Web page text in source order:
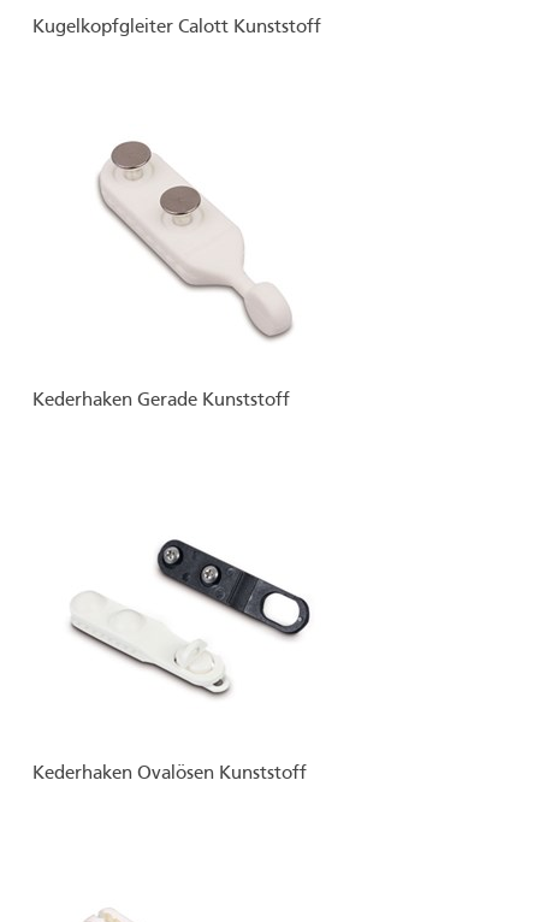
Kugelkopfgleiter Calott Kunststoff
Kederhaken Gerade Kunststoff
Kederhaken Ovalösen Kunststoff